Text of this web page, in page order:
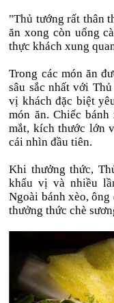
"Thủ tướng rất thân
ăn xong còn uống
thực khách xung
Trong các món ăn
sâu sắc nhất với
vị khách đặc biệt
món ăn. Chiếc
mắt, kích thước lớn
cái nhìn đầu tiên.
Khi thưởng thức,
khẩu vị và nhiều
Ngoài bánh xèo,
thưởng thức chè